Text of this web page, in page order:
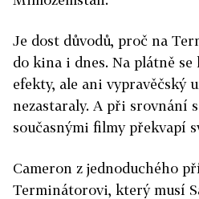
Je dost důvodů, proč na
do kina i dnes. Na plátně se
efekty, ale ani vypravěčský
nezastaraly. A při srovnání
současnými filmy překvapí
Cameron z jednoduchého
Terminátorovi, který musí